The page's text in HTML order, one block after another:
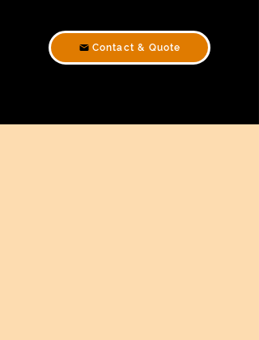
Contact & Quote